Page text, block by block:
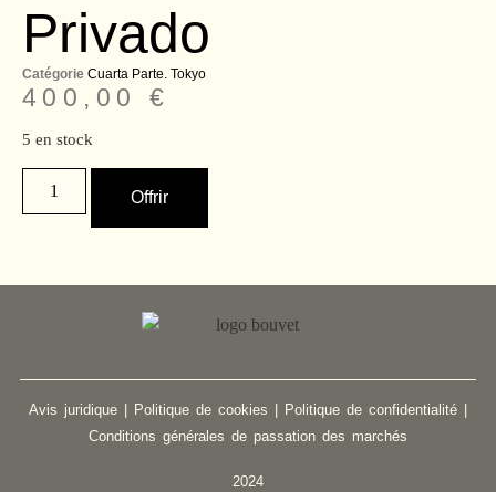
Privado
Catégorie Cuarta Parte. Tokyo
400,00 €
5 en stock
Offrir
Avis juridique Politique de cookies Politique de confidentialité
Conditions générales de passation des marchés
2024